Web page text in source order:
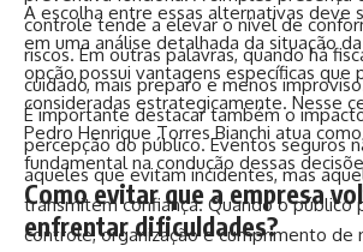
A escolha entre essas alternativas deve
em uma análise detalhada da situação
opção possui vantagens específicas que
consideradas estrategicamente. Nesse
Pedro Henrique Torres Bianchi atua
fundamental na condução dessas
Como evitar que a empresa
enfrentar dificuldades?
controle tende a elevar o nível de
riscos. Em outras palavras, quando há
cuidado, mais preparo e menos
É importante destacar também o
percepção do público. Eventos seguros
aqueles que evitam incidentes, mas
transmitem confiança. Quando o público
controle, organização e cumprimento de